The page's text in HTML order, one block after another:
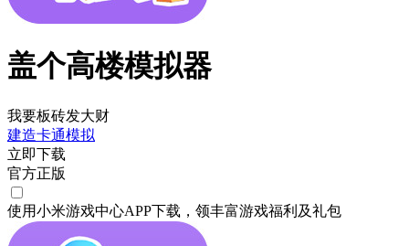
盖个高楼模拟器
我要板砖发大财
建造卡通模拟
立即下载
官方正版
使用小米游戏中心APP下载 ，领丰富游戏福利 及礼包